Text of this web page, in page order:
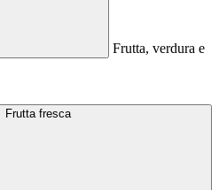
Frutta, verdura e
Frutta fresca